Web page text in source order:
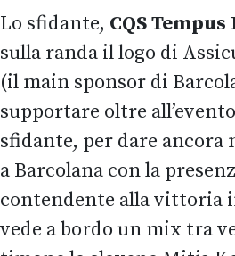
Lo sfidante, CQS
sulla randa il logo di
(il main sponsor di
supportare oltre
sfidante, per dare
a Barcolana con la
contendente alla vittoria
vede a bordo un mix tra